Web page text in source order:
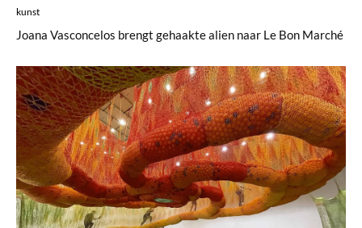
kunst
Joana Vasconcelos brengt gehaakte alien naar Le Bon Marché